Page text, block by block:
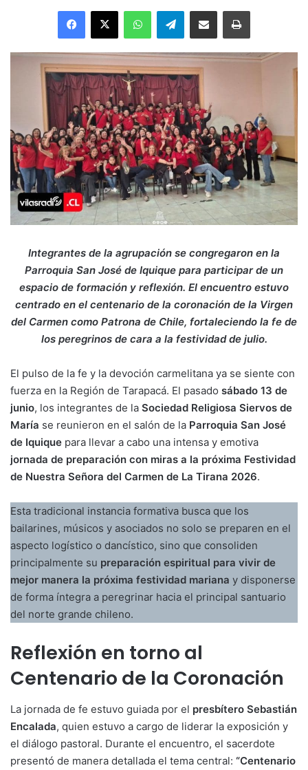
Facebook
X WhatsAppTelegramEnviar vía email Imprimir
Integrantes de la agrupación se congregaron en la
Parroquia San José de Iquique para participar de un
espacio de formación y reflexión. El encuentro estuvo
centrado en el centenario de la coronación de la Virgen
del Carmen como Patrona de Chile, fortaleciendo la fe de
los peregrinos de cara a la festividad de julio.
El pulso de la fe y la devoción carmelitana ya se siente con
fuerza en la Región de Tarapacá. El pasado sábado 13 de
junio, los integrantes de la Sociedad Religiosa Siervos de
María se reunieron en el salón de la Parroquia San José
de Iquique para llevar a cabo una intensa y emotiva
jornada de preparación con miras a la próxima Festividad
de Nuestra Señora del Carmen de La Tirana 2026.
Esta tradicional instancia formativa busca que los
bailarines, músicos y asociados no solo se preparen en el
aspecto logístico o dancístico, sino que consoliden
principalmente su preparación espiritual para vivir de
mejor manera la próxima festividad mariana y disponerse
de forma íntegra a peregrinar hacia el principal santuario
del norte grande chileno.
Reflexión en torno al
Centenario de la Coronación
La jornada de fe estuvo guiada por el presbítero Sebastián
Encalada, quien estuvo a cargo de liderar la exposición y
el diálogo pastoral. Durante el encuentro, el sacerdote
presentó de manera detallada el tema central: “Centenario